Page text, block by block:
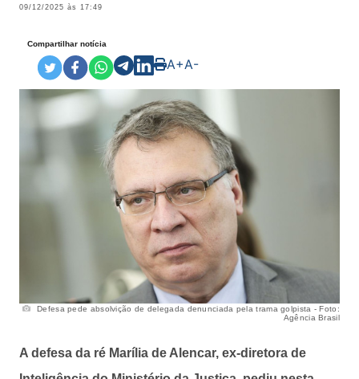
09/12/2025 às 17:49
Compartilhar notícia
A+A-
Defesa pede absolvição de delegada denunciada pela trama golpista - Foto:
Agência Brasil
A defesa da ré Marília de Alencar, ex-diretora de